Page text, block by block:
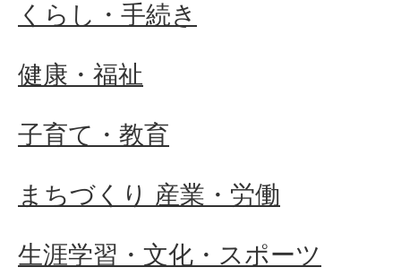
くらし・手続き
健康・福祉
子育て・教育
まちづくり 産業・労働
生涯学習・文化・スポーツ